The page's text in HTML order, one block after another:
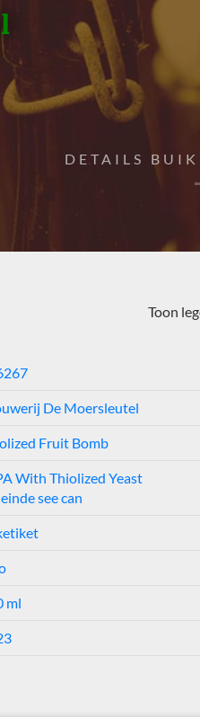
DETAILS
Toon
De Moersleutel
Fruit Bomb
With Thiolized Yeast
see can
ml